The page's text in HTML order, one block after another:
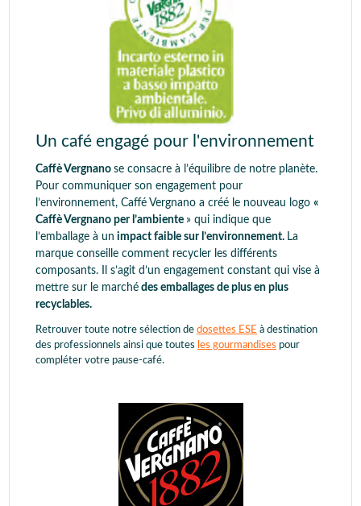
Un café engagé pour l'environnement
Caffè Vergnano se consacre à l’équilibre de notre planète.
Pour communiquer son engagement pour
l’environnement, Caffé Vergnano a créé le nouveau logo «
Caffè Vergnano per l’ambiente » qui indique que
l’emballage à un impact faible sur l’environnement. La
marque conseille comment recycler les différents
composants. Il s’agit d’un engagement constant qui vise à
mettre sur le marché des emballages de plus en plus
recyclables.
Retrouver toute notre sélection de dosettes ESE à destination
des professionnels ainsi que toutes les gourmandises pour
compléter votre pause-café.